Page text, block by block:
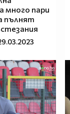
много пари
пълнят